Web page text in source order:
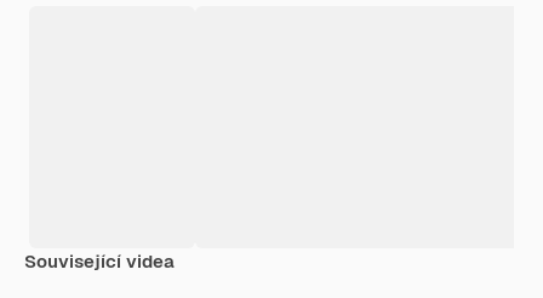
Související videa